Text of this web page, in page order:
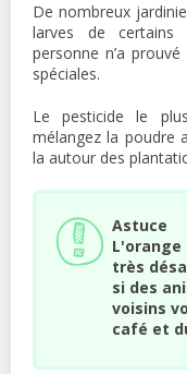
De nombreux
larves de certains
personne n’a
spéciales.
Le pesticide le
mélangez la poudre
la autour des
Astuce
très
si des
voisins
café et